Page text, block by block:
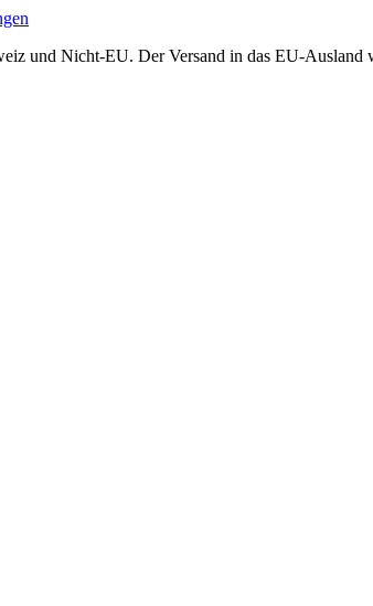
und Nicht-EU. Der Versand in das EU-